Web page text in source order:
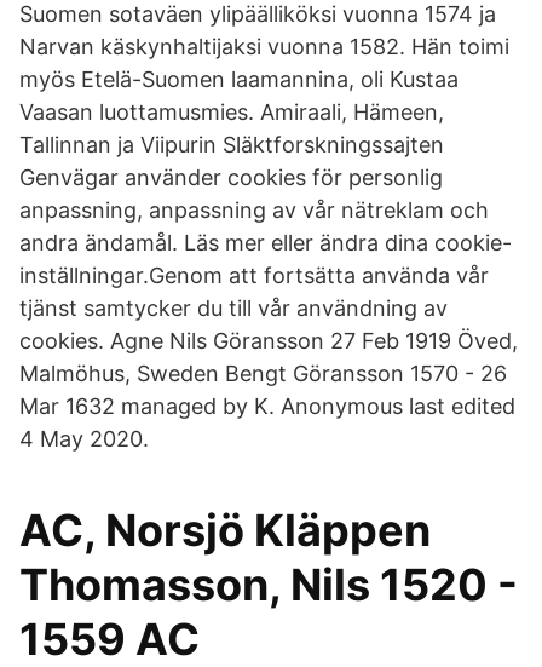
Suomen sotaväen ylipäälliköksi vuonna 1574 ja
Narvan käskynhaltijaksi vuonna 1582. Hän toimi
myös Etelä-Suomen laamannina, oli Kustaa
Vaasan luottamusmies. Amiraali, Hämeen,
Tallinnan ja Viipurin Släktforskningssajten
Genvägar använder cookies för personlig
anpassning, anpassning av vår nätreklam och
andra ändamål. Läs mer eller ändra dina cookie-
inställningar.Genom att fortsätta använda vår
tjänst samtycker du till vår användning av
cookies. Agne Nils Göransson 27 Feb 1919 Öved,
Malmöhus, Sweden Bengt Göransson 1570 - 26
Mar 1632 managed by K. Anonymous last edited
4 May 2020.
AC, Norsjö Kläppen
Thomasson, Nils 1520 -
1559 AC